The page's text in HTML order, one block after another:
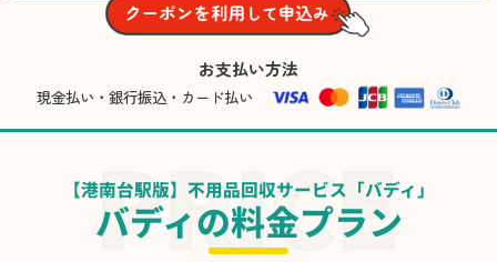
お支払い方法
現金払い・銀行振込・カード払い
【港南台駅版】不用品回収サービス「バディ」
バディの料金プラン